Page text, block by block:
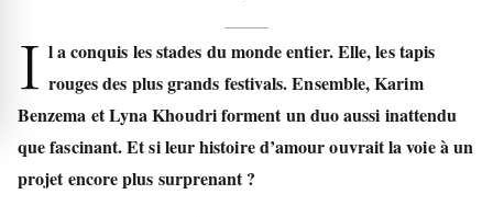
I l a conquis les stades du monde entier. Elle, les tapis
rouges des plus grands festivals. Ensemble, Karim
Benzema et Lyna Khoudri forment un duo aussi inattendu
que fascinant. Et si leur histoire d’amour ouvrait la voie à un
projet encore plus surprenant ?